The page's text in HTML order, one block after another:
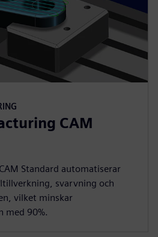
CAM
Standard automatiserar
svarvning och
vilket minskar
med 90%.